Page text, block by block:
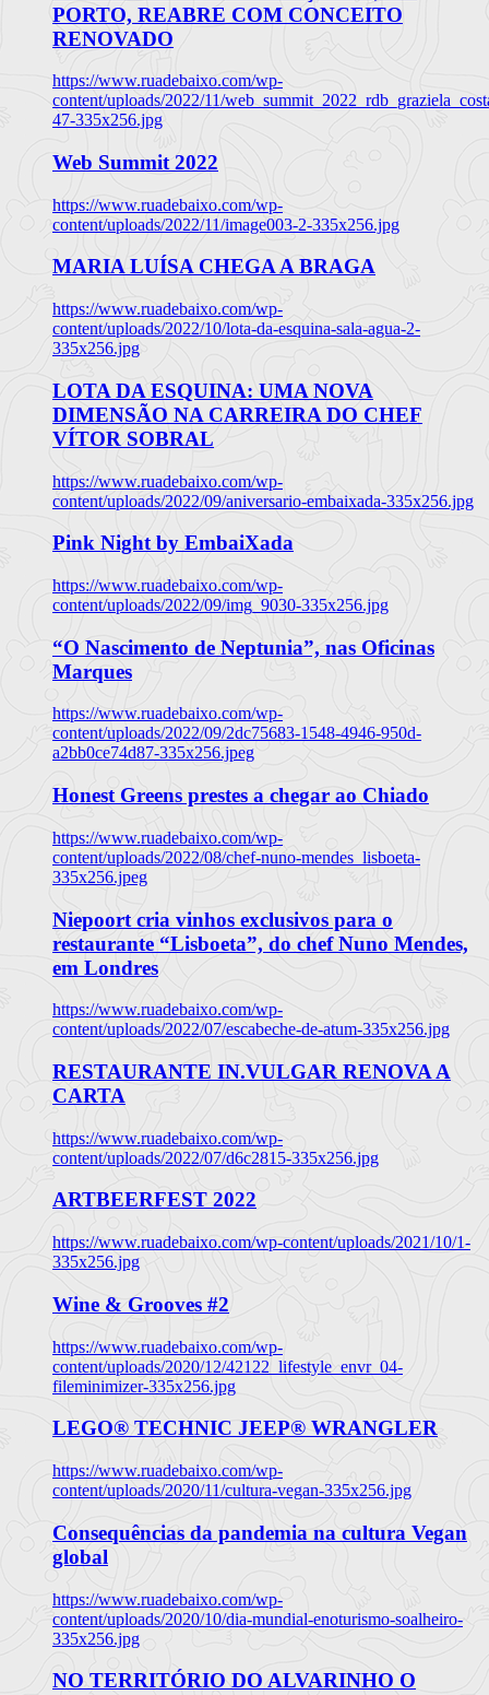
PORTO, REABRE COM CONCEITO
RENOVADO
https://www.ruadebaixo.com/wp-
content/uploads/2022/11/
47-335x256.jpg
Web Summit 2022
https://www.ruadebaixo.com/wp-
content/uploads/2022/11/image003-2-335x256.jpg
MARIA LUÍSA CHEGA A BRAGA
https://www.ruadebaixo.com/wp-
content/uploads/2022/10/lota-da-esquina-sala-agua-2-
335x256.jpg
LOTA DA ESQUINA: UMA NOVA
DIMENSÃO NA CARREIRA DO CHEF
VÍTOR SOBRAL
https://www.ruadebaixo.com/wp-
content/uploads/2022/09/aniversario-embaixada-335x256.jpg
Pink Night by EmbaiXada
https://www.ruadebaixo.com/wp-
content/uploads/2022/09/img_9030-335x256.jpg
“O Nascimento de Neptunia”, nas Oficinas
Marques
https://www.ruadebaixo.com/wp-
content/uploads/2022/09/2dc75683-1548-4946-950d-
a2bb0ce74d87-335x256.jpeg
Honest Greens prestes a chegar ao Chiado
https://www.ruadebaixo.com/wp-
content/uploads/2022/08/chef-nuno-mendes_lisboeta-
335x256.jpeg
Niepoort cria vinhos exclusivos para o
restaurante “Lisboeta”, do chef Nuno Mendes,
em Londres
https://www.ruadebaixo.com/wp-
content/uploads/2022/07/escabeche-de-atum-335x256.jpg
RESTAURANTE IN.VULGAR RENOVA A
CARTA
https://www.ruadebaixo.com/wp-
content/uploads/2022/07/d6c2815-335x256.jpg
ARTBEERFEST 2022
https://www.ruadebaixo.com/wp-content/uploads/2021/10/1-
335x256.jpg
Wine & Grooves #2
https://www.ruadebaixo.com/wp-
content/uploads/2020/12/42122_lifestyle_envr_04-
fileminimizer-335x256.jpg
LEGO® TECHNIC JEEP® WRANGLER
https://www.ruadebaixo.com/wp-
content/uploads/2020/11/cultura-vegan-335x256.jpg
Consequências da pandemia na cultura Vegan
global
https://www.ruadebaixo.com/wp-
content/uploads/2020/10/dia-mundial-enoturismo-soalheiro-
335x256.jpg
NO TERRITÓRIO DO ALVARINHO O